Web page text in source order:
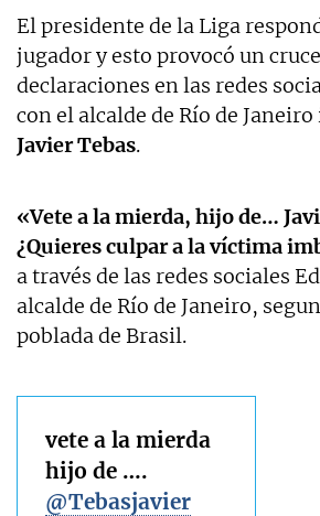
El presidente de la Liga
jugador y esto provocó un
declaraciones en las redes
con el alcalde de Río de
Javier Tebas.
«Vete a la mierda, hijo de…
¿Quieres culpar a la víctima
a través de las redes sociales
alcalde de Río de Janeiro,
poblada de Brasil.
vete a la mierda
hijo de ….
@Tebasjavier